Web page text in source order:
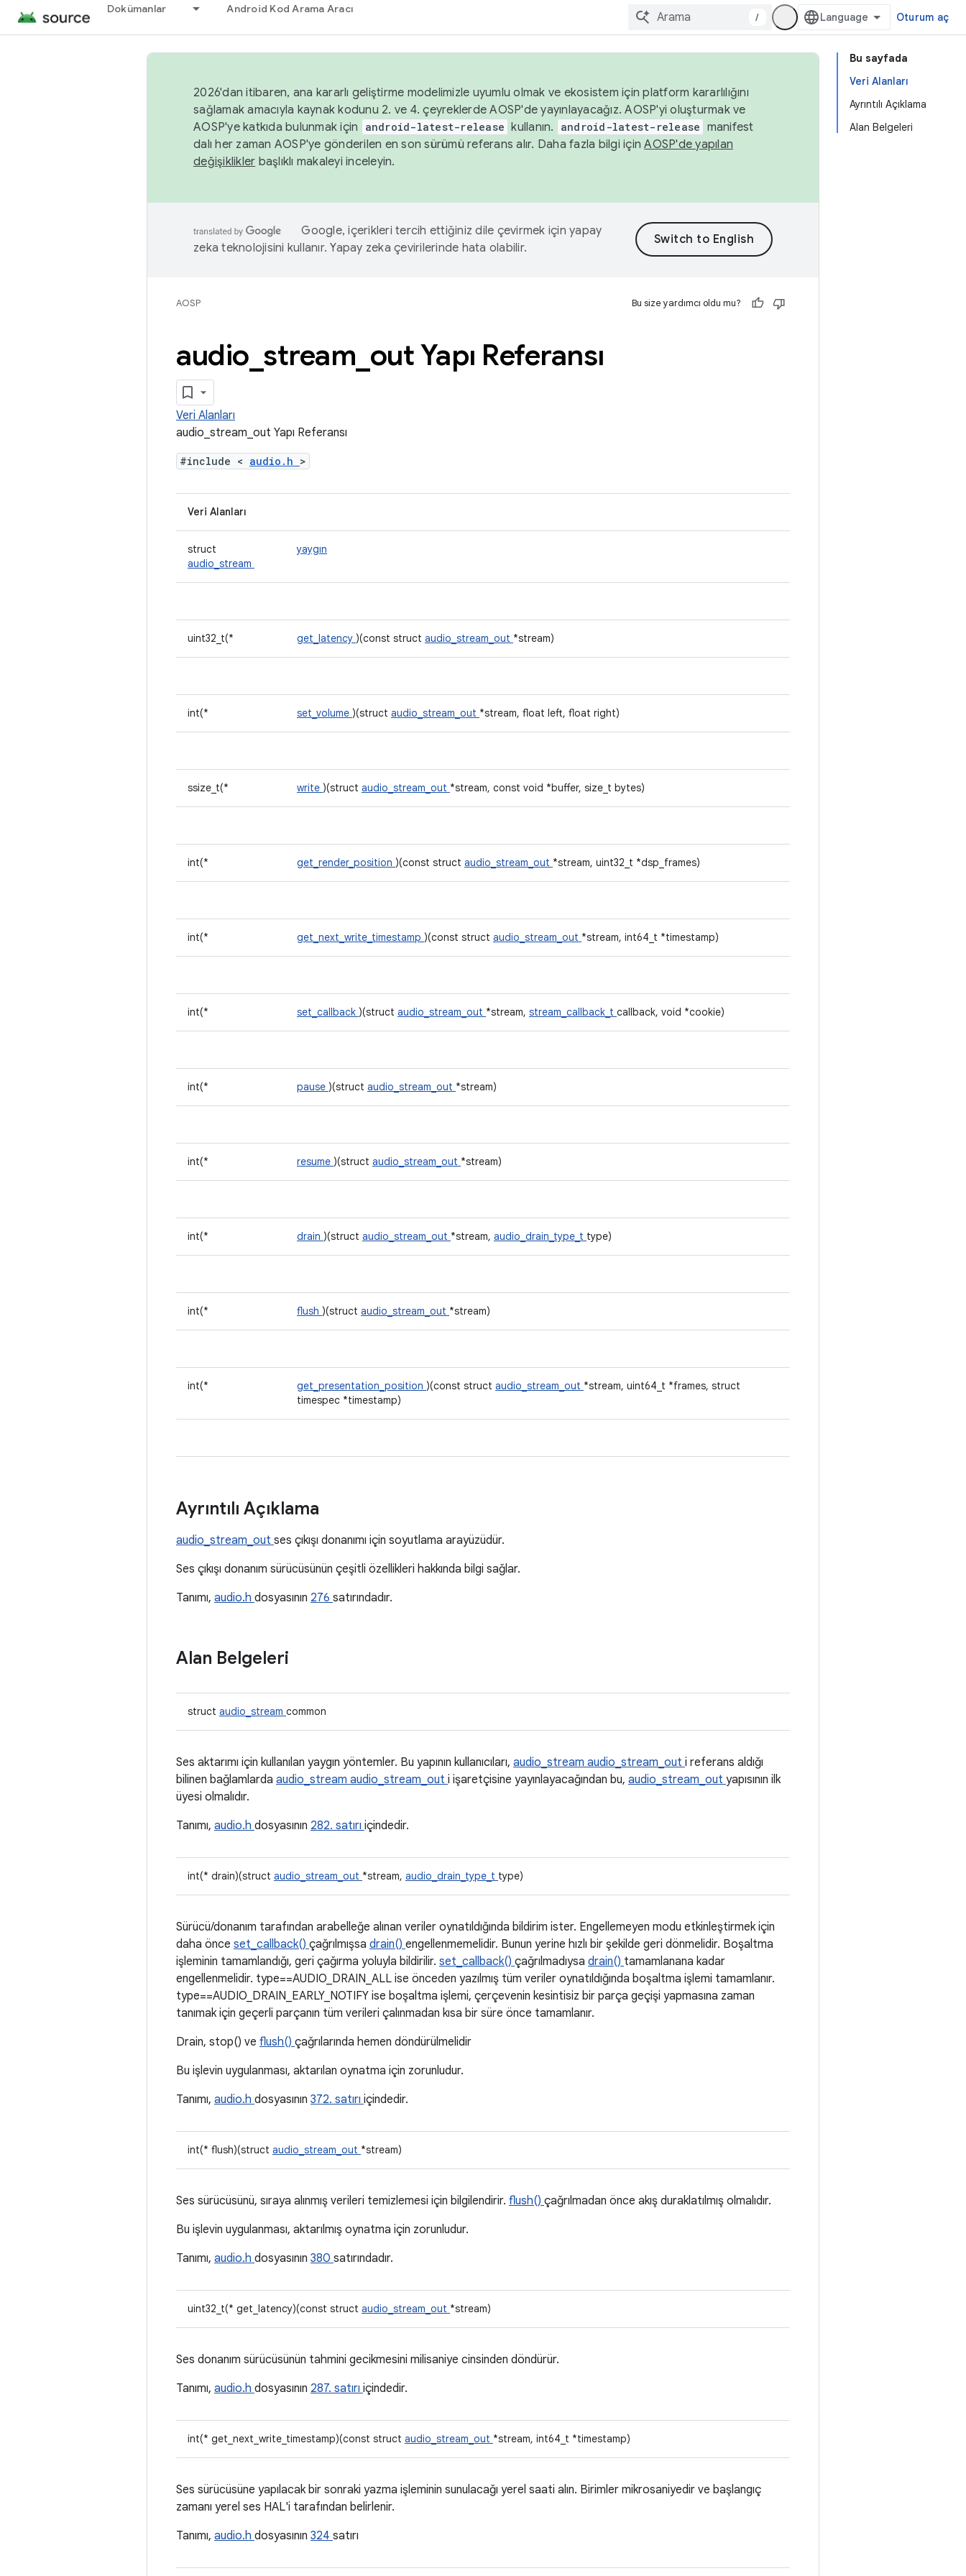
Dokümanlar Android Kod Arama Aracı
/ Oturum aç
Bu sayfada
Veri Alanları
Ayrıntılı Açıklama
Alan Belgeleri
2026'dan itibaren, ana kararlı geliştirme modelimizle uyumlu olmak ve ekosistem için platform kararlılığını
sağlamak amacıyla kaynak kodunu 2. ve 4. çeyreklerde AOSP'de yayınlayacağız. AOSP'yi oluşturmak ve
AOSP'ye katkıda bulunmak için
android-latest-release kullanın. android-latest-release manifest
dalı her zaman AOSP'ye gönderilen en son sürümü referans alır. Daha fazla bilgi içinAOSP'de yapılan
değişiklikler başlıklı makaleyi inceleyin.
Google, içerikleri tercih ettiğiniz dile çevirmek için yapay
zeka teknolojisini kullanır. Yapay zeka çevirilerinde hata olabilir.
AOSP Bu size yardımcı oldu mu?
audio stream out Yapı Referansı
Veri Alanları
audio_stream_out Yapı Referansı
#include < audio.h >
Veri Alanları
struct
audio_stream
yaygın
uint32_t(* get_latency )(const struct audio_stream_out *stream)
int(* set_volume )(struct audio_stream_out *stream, float left, float right)
ssize_t(* write )(struct audio_stream_out *stream, const void *buffer, size_t bytes)
int(* get_render_position )(const struct audio_stream_out *stream, uint32_t *dsp_frames)
int(* get_next_write_timestamp )(const struct audio_stream_out *stream, int64_t *timestamp)
int(* set_callback )(struct audio_stream_out *stream, stream_callback_t callback, void *cookie)
int(* pause )(struct audio_stream_out *stream)
int(* resume )(struct audio_stream_out *stream)
int(* drain )(struct audio_stream_out *stream, audio_drain_type_t type)
int(* flush )(struct audio_stream_out *stream)
int(* get_presentation_position )(const struct audio_stream_out *stream, uint64_t *frames, struct
timespec *timestamp)
Ayrıntılı Açıklama
audio_stream_out ses çıkışı donanımı için soyutlama arayüzüdür.
Ses çıkışı donanım sürücüsünün çeşitli özellikleri hakkında bilgi sağlar.
Tanımı, audio.h dosyasının 276 satırındadır.
Alan Belgeleri
struct audio_stream common
Ses aktarımı için kullanılan yaygın yöntemler. Bu yapının kullanıcıları, audio_stream audio_stream_out i referans aldığı
bilinen bağlamlarda audio_stream audio_stream_out i işaretçisine yayınlayacağından bu, audio_stream_out yapısının ilk
üyesi olmalıdır.
Tanımı, audio.h dosyasının 282. satırı içindedir.
int(* drain)(struct audio_stream_out *stream, audio_drain_type_t type)
Sürücü/donanım tarafından arabelleğe alınan veriler oynatıldığında bildirim ister. Engellemeyen modu etkinleştirmek için
daha önce set_callback() çağrılmışsa drain() engellenmemelidir. Bunun yerine hızlı bir şekilde geri dönmelidir. Boşaltma
işleminin tamamlandığı, geri çağırma yoluyla bildirilir. set_callback() çağrılmadıysa drain() tamamlanana kadar
engellenmelidir. type==AUDIO_DRAIN_ALL ise önceden yazılmış tüm veriler oynatıldığında boşaltma işlemi tamamlanır.
type==AUDIO_DRAIN_EARLY_NOTIFY ise boşaltma işlemi, çerçevenin kesintisiz bir parça geçişi yapmasına zaman
tanımak için geçerli parçanın tüm verileri çalınmadan kısa bir süre önce tamamlanır.
Drain, stop() ve flush() çağrılarında hemen döndürülmelidir
Bu işlevin uygulanması, aktarılan oynatma için zorunludur.
Tanımı, audio.h dosyasının 372. satırı içindedir.
int(* flush)(struct audio_stream_out *stream)
Ses sürücüsünü, sıraya alınmış verileri temizlemesi için bilgilendirir. flush() çağrılmadan önce akış duraklatılmış olmalıdır.
Bu işlevin uygulanması, aktarılmış oynatma için zorunludur.
Tanımı, audio.h dosyasının 380 satırındadır.
uint32_t(* get_latency)(const struct audio_stream_out *stream)
Ses donanım sürücüsünün tahmini gecikmesini milisaniye cinsinden döndürür.
Tanımı, audio.h dosyasının 287. satırı içindedir.
int(* get_next_write_timestamp)(const struct audio_stream_out *stream, int64_t *timestamp)
Ses sürücüsüne yapılacak bir sonraki yazma işleminin sunulacağı yerel saati alın. Birimler mikrosaniyedir ve başlangıç
zamanı yerel ses HAL'i tarafından belirlenir.
Tanımı, audio.h dosyasının 324 satırı